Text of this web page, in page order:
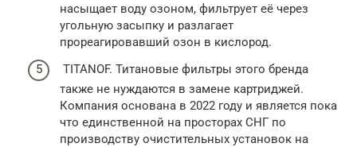
насыщает воду озоном, фильтрует её через
угольную засыпку и разлагает
прореагировавший озон в кислород.
TITANOF. Титановые фильтры этого бренда
также не нуждаются в замене картриджей.
Компания основана в 2022 году и является пока
что единственной на просторах СНГ по
производству очистительных установок на